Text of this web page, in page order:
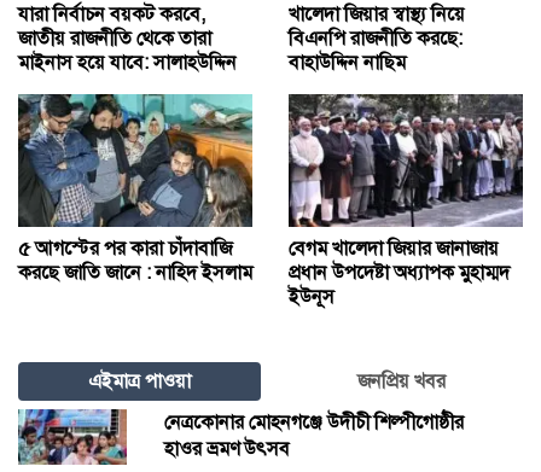
যারা নির্বাচন বয়কট করবে,
জাতীয় রাজনীতি থেকে তারা
মাইনাস হয়ে যাবে: সালাহউদ্দিন
খালেদা জিয়ার স্বাস্থ্য নিয়ে
বিএনপি রাজনীতি করছে:
বাহাউদ্দিন নাছিম
৫ আগস্টের পর কারা চাঁদাবাজি
করছে জাতি জানে : নাহিদ ইসলাম
বেগম খালেদা জিয়ার জানাজায়
প্রধান উপদেষ্টা অধ্যাপক মুহাম্মদ
ইউনূস
এইমাত্র পাওয়া
জনপ্রিয় খবর
নেত্রকোনার মোহনগঞ্জে উদীচী শিল্পীগোষ্ঠীর
হাওর ভ্রমণ উৎসব